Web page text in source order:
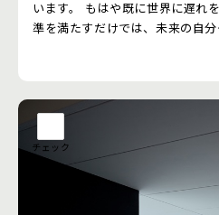
います。 もはや既に世界に遅れ
準を満たすだけでは、未来の自
年、50年と長い視野にたって、
トになる高性能な住宅の実現が
い。 2050年にも通用する性能と
日本の住宅をもっと高性能に。
に挑戦を続けます。
チェック